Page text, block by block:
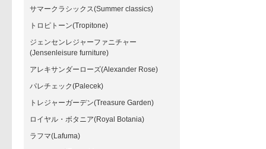
サマークラシックス(Summer classics)
トロピトーン(Tropitone)
ジェンセンレジャーファニチャー
(Jensenleisure furniture)
アレキサンダーローズ(Alexander Rose)
パレチェック(Palecek)
トレジャーガーデン(Treasure Garden)
ロイヤル・ボタニア(Royal Botania)
ラフマ(Lafuma)